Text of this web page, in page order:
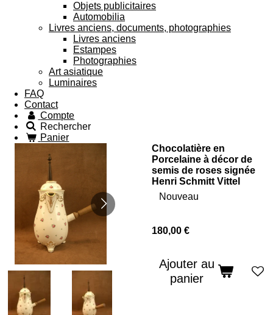
Objets publicitaires
Automobilia
Livres anciens, documents, photographies
Livres anciens
Estampes
Photographies
Art asiatique
Luminaires
FAQ
Contact
Compte
Rechercher
Panier
Chocolatière en
Porcelaine à décor de
semis de roses signée
Henri Schmitt Vittel
Nouveau
180,00 €
Ajouter au
panier